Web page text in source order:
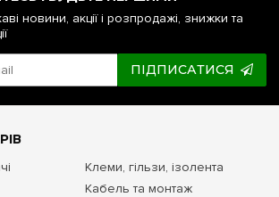
новини, акції і розпродажі, знижки та
ПІДПИСАТИСЯ
Клеми, гільзи, ізолента
Кабель та монтаж